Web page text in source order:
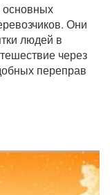
основных
Они
людей в
через
переправ